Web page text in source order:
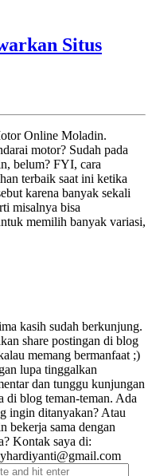
Situs
Online Moladin.
motor? Sudah pada
belum? FYI, cara
terbaik saat ini ketika
karena banyak sekali
misalnya bisa
memilih banyak variasi,
kasih sudah berkunjung.
share postingan di blog
memang bermanfaat ;)
lupa tinggalkan
dan tunggu kunjungan
di blog teman-teman. Ada
ingin ditanyakan? Atau
bekerja sama dengan
Kontak saya di: